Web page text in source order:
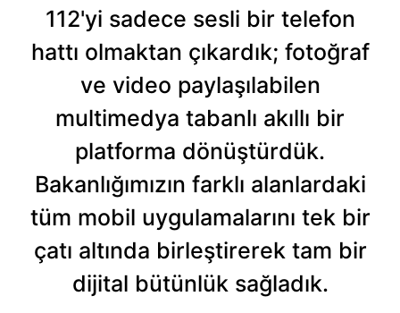
112'yi sadece sesli bir telefon
hattı olmaktan çıkardık; fotoğraf
ve video paylaşılabilen
multimedya tabanlı akıllı bir
platforma dönüştürdük.
Bakanlığımızın farklı alanlardaki
tüm mobil uygulamalarını tek bir
çatı altında birleştirerek tam bir
dijital bütünlük sağladık.